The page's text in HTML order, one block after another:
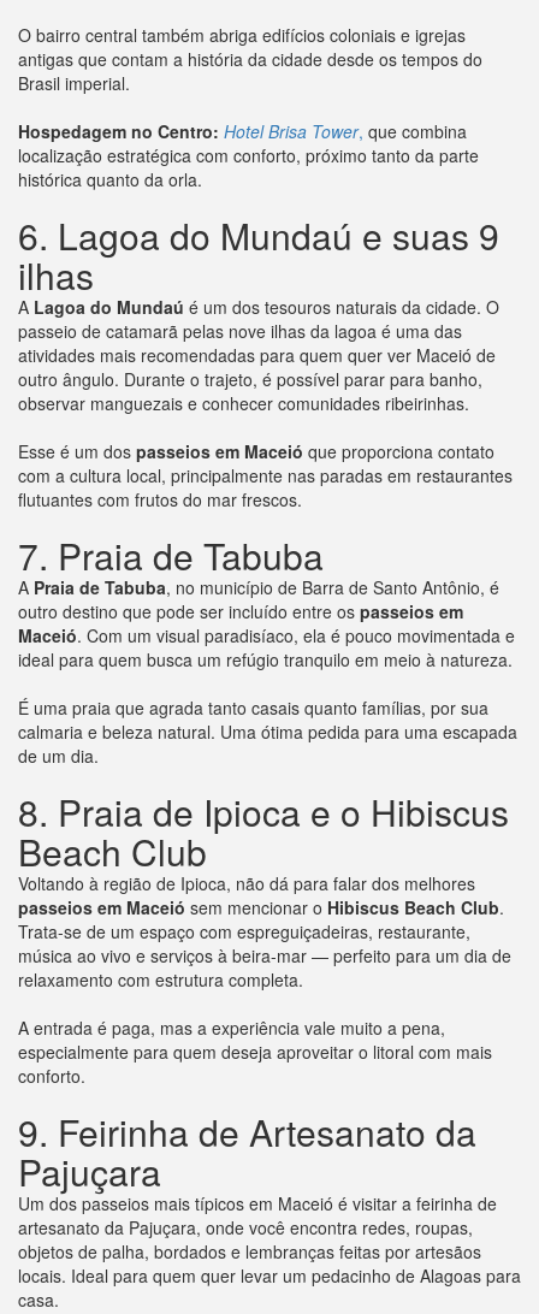
O bairro central também abriga edifícios coloniais e igrejas
antigas que contam a história da cidade desde os tempos do
Brasil imperial.
Hospedagem no Centro: Hotel Brisa Tower, que combina
localização estratégica com conforto, próximo tanto da parte
histórica quanto da orla.
6. Lagoa do Mundaú e suas 9
ilhas
A Lagoa do Mundaú é um dos tesouros naturais da cidade. O
passeio de catamarã pelas nove ilhas da lagoa é uma das
atividades mais recomendadas para quem quer ver Maceió de
outro ângulo. Durante o trajeto, é possível parar para banho,
observar manguezais e conhecer comunidades ribeirinhas.
Esse é um dos passeios em Maceió que proporciona contato
com a cultura local, principalmente nas paradas em restaurantes
flutuantes com frutos do mar frescos.
7. Praia de Tabuba
A Praia de Tabuba, no município de Barra de Santo Antônio, é
outro destino que pode ser incluído entre os passeios em
Maceió. Com um visual paradisíaco, ela é pouco movimentada e
ideal para quem busca um refúgio tranquilo em meio à natureza.
É uma praia que agrada tanto casais quanto famílias, por sua
calmaria e beleza natural. Uma ótima pedida para uma escapada
de um dia.
8. Praia de Ipioca e o Hibiscus
Beach Club
Voltando à região de Ipioca, não dá para falar dos melhores
passeios em Maceió sem mencionar o Hibiscus Beach Club.
Trata-se de um espaço com espreguiçadeiras, restaurante,
música ao vivo e serviços à beira-mar — perfeito para um dia de
relaxamento com estrutura completa.
A entrada é paga, mas a experiência vale muito a pena,
especialmente para quem deseja aproveitar o litoral com mais
conforto.
9. Feirinha de Artesanato da
Pajuçara
Um dos passeios mais típicos em Maceió é visitar a feirinha de
artesanato da Pajuçara, onde você encontra redes, roupas,
objetos de palha, bordados e lembranças feitas por artesãos
locais. Ideal para quem quer levar um pedacinho de Alagoas para
casa.